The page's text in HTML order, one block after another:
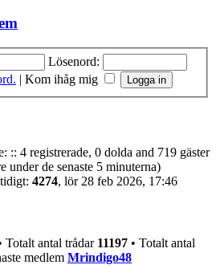
Lösenord:
| Kom ihåg mig
:: 4 registrerade, 0 dolda and 719 gäster
under de senaste 5 minuterna)
4274, lör 28 feb 2026, 17:46
Totalt antal trådar 11197 • Totalt antal
medlem Mrindigo48